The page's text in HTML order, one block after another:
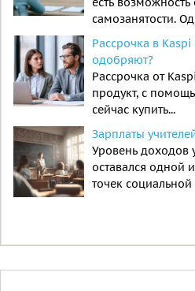
самозанятости.
Рассрочка в
одобряют?
Рассрочка от
продукт, с
сейчас купить...
Зарплаты
Уровень доходов
оставался одной
точек